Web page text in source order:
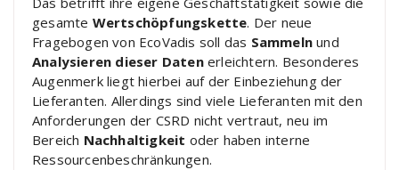
gesamte Wertschöpfungskette. Der neue
Fragebogen von EcoVadis soll das Sammeln und
Analysieren dieser Datenerleichtern. Besonderes
Augenmerk liegt hierbei auf der Einbeziehung der
Lieferanten. Allerdings sind viele Lieferanten mit den
Anforderungen der CSRD nicht vertraut, neu im
Bereich Nachhaltigkeit oder haben interne
Ressourcenbeschränkungen.